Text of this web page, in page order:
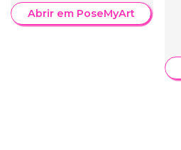
Abrir em PoseMyArt